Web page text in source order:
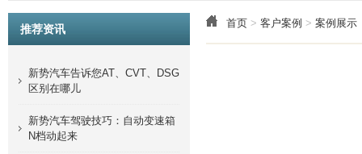
首页 > 客户案例 > 案例展示
推荐资讯
新势汽车告诉您AT、CVT、DSG
区别在哪儿
新势汽车驾驶技巧：自动变速箱
N档动起来